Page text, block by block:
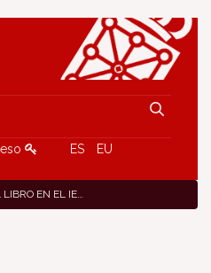
ES EU
EL IES ALHAMA DE CORELLA